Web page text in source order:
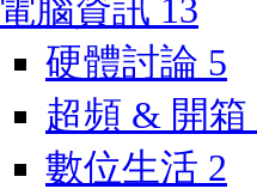
電腦資訊 13
硬體討論 5
超頻 & 開箱
數位生活 2